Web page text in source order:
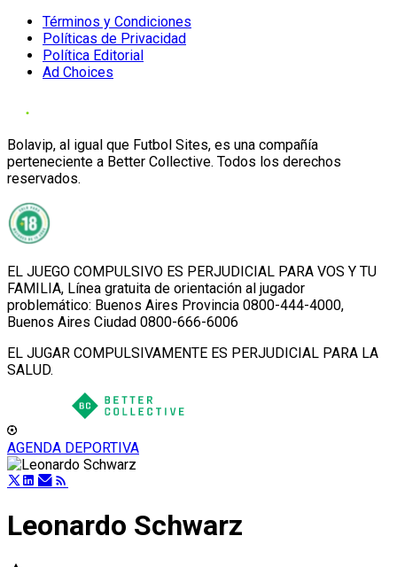
Términos y Condiciones
Políticas de Privacidad
Política Editorial
Ad Choices
Bolavip, al igual que Futbol Sites, es una compañía
perteneciente a Better Collective. Todos los derechos
reservados.
EL JUEGO COMPULSIVO ES PERJUDICIAL PARA VOS Y TU
FAMILIA, Línea gratuita de orientación al jugador
problemático: Buenos Aires Provincia 0800-444-4000,
Buenos Aires Ciudad 0800-666-6006
EL JUGAR COMPULSIVAMENTE ES PERJUDICIAL PARA LA
SALUD.
AGENDA DEPORTIVA
Leonardo Schwarz